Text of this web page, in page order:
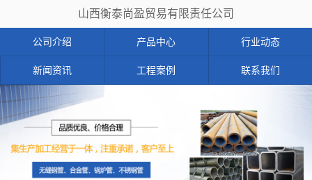
山西衡泰尚盈贸易有限责任公司
公司介绍 产品中心 行业动态
新闻资讯 工程案例 联系我们